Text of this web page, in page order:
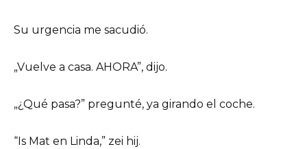
Su urgencia me sacudió.
„Vuelve a casa. AHORA”, dijo.
„¿Qué pasa?” pregunté, ya girando el coche.
“Is Mat en Linda,” zei hij.